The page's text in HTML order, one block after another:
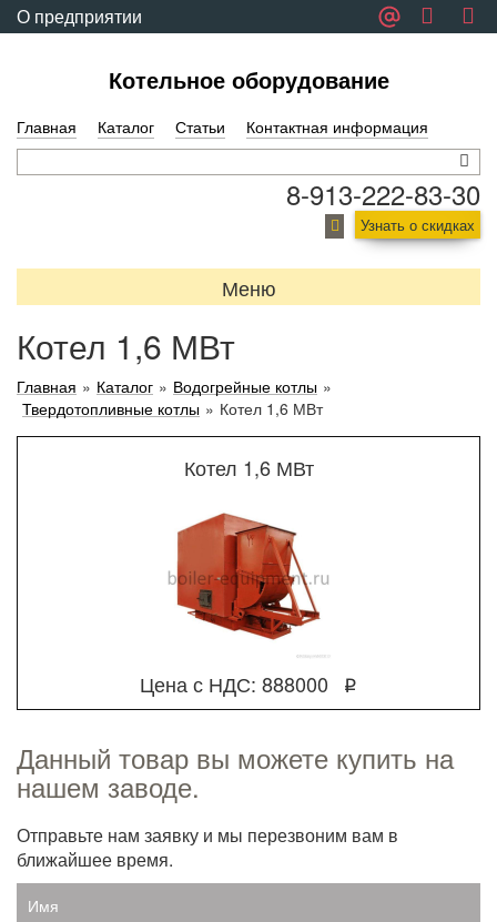
О предприятии
Котельное оборудование
Главная Каталог Статьи Контактная информация
8-913-222-83-30
Узнать о скидках
Меню
Котел 1,6 МВт
Главная » Каталог » Водогрейные котлы »
Твердотопливные котлы » Котел 1,6 МВт
Котел 1,6 МВт
Цена с НДС: 888000 q
Данный товар вы можете купить на
нашем заводе.
Отправьте нам заявку и мы перезвоним вам в
ближайшее время.
Имя